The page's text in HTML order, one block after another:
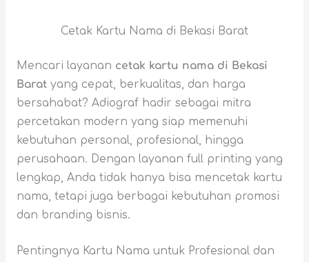
Cetak Kartu Nama di Bekasi Barat
Mencari layanan cetak kartu nama di Bekasi
Baratyang cepat, berkualitas, dan harga
bersahabat? Adiograf hadir sebagai mitra
percetakan modern yang siap memenuhi
kebutuhan personal, profesional, hingga
perusahaan. Dengan layanan full printing yang
lengkap, Anda tidak hanya bisa mencetak kartu
nama, tetapi juga berbagai kebutuhan promosi
dan branding bisnis.
Pentingnya Kartu Nama untuk Profesional dan